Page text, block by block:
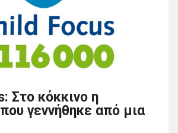
Στο κόκκινο η
γεννήθηκε από μια